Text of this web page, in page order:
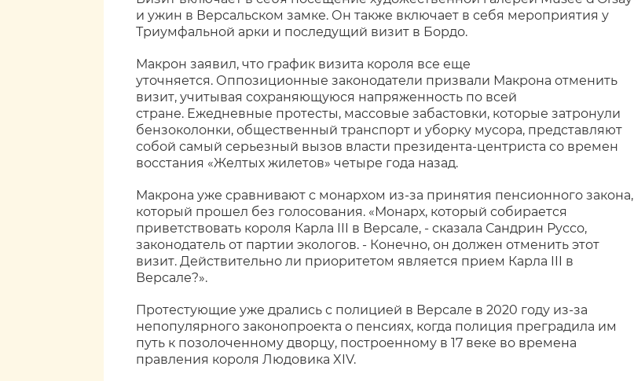
и ужин в Версальском замке. Он также включает в себя мероприятия у
Триумфальной арки и последущий визит в Бордо.
Макрон заявил, что график визита короля все еще
уточняется. Оппозиционные законодатели призвали Макрона отменить
визит, учитывая сохраняющуюся напряженность по всей
стране. Ежедневные протесты, массовые забастовки, которые затронули
бензоколонки, общественный транспорт и уборку мусора, представляют
собой самый серьезный вызов власти президента-центриста со времен
восстания «Желтых жилетов» четыре года назад.
Макрона уже сравнивают с монархом из-за принятия пенсионного закона,
который прошел без голосования. «Монарх, который собирается
приветствовать короля Карла III в Версале, - сказала Сандрин Руссо,
законодатель от партии экологов. - Конечно, он должен отменить этот
визит. Действительно ли приоритетом является прием Карла III в
Версале?».
Протестующие уже дрались с полицией в Версале в 2020 году из-за
непопулярного законопроекта о пенсиях, когда полиция преградила им
путь к позолоченному дворцу, построенному в 17 веке во времена
правления короля Людовика XIV.